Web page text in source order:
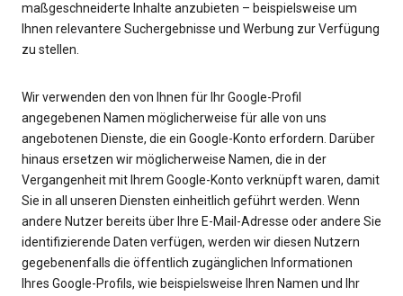
maßgeschneiderte Inhalte anzubieten – beispielsweise um
Ihnen relevantere Suchergebnisse und Werbung zur Verfügung
zu stellen.
Wir verwenden den von Ihnen für Ihr Google-Profil
angegebenen Namen möglicherweise für alle von uns
angebotenen Dienste, die ein Google-Konto erfordern. Darüber
hinaus ersetzen wir möglicherweise Namen, die in der
Vergangenheit mit Ihrem Google-Konto verknüpft waren, damit
Sie in all unseren Diensten einheitlich geführt werden. Wenn
andere Nutzer bereits über Ihre E-Mail-Adresse oder andere Sie
identifizierende Daten verfügen, werden wir diesen Nutzern
gegebenenfalls die öffentlich zugänglichen Informationen
Ihres Google-Profils, wie beispielsweise Ihren Namen und Ihr